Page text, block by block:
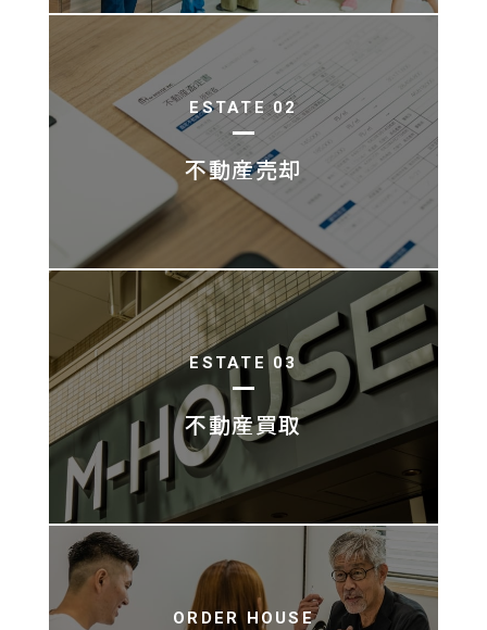
ESTATE 02
不動産売却
ESTATE 03
不動産買取
ORDER HOUSE